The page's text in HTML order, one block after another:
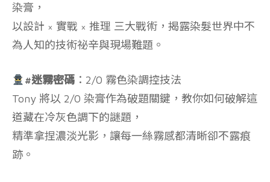
染膏，
以設計 × 實戰 × 推理 三大戰術，揭露染髮世界中不
為人知的技術祕辛與現場難題。
#迷霧密碼：2/0 霧色染調控技法
Tony 將以 2/0 染膏作為破題關鍵，教你如何破解這
道藏在冷灰色調下的謎題，
精準拿捏濃淡光影，讓每一絲霧感都清晰卻不露痕
跡。